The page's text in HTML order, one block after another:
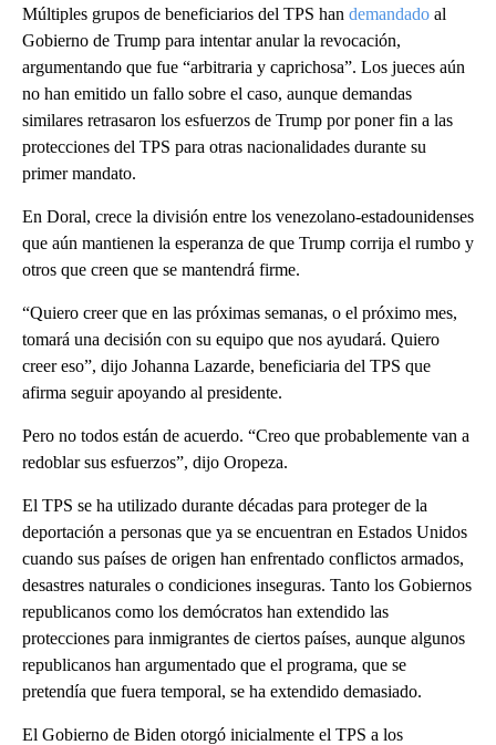
Múltiples grupos de beneficiarios del TPS han demandado al
Gobierno de Trump para intentar anular la revocación,
argumentando que fue “arbitraria y caprichosa”. Los jueces aún
no han emitido un fallo sobre el caso, aunque demandas
similares retrasaron los esfuerzos de Trump por poner fin a las
protecciones del TPS para otras nacionalidades durante su
primer mandato.
En Doral, crece la división entre los venezolano-estadounidenses
que aún mantienen la esperanza de que Trump corrija el rumbo y
otros que creen que se mantendrá firme.
“Quiero creer que en las próximas semanas, o el próximo mes,
tomará una decisión con su equipo que nos ayudará. Quiero
creer eso”, dijo Johanna Lazarde, beneficiaria del TPS que
afirma seguir apoyando al presidente.
Pero no todos están de acuerdo. “Creo que probablemente van a
redoblar sus esfuerzos”, dijo Oropeza.
El TPS se ha utilizado durante décadas para proteger de la
deportación a personas que ya se encuentran en Estados Unidos
cuando sus países de origen han enfrentado conflictos armados,
desastres naturales o condiciones inseguras. Tanto los Gobiernos
republicanos como los demócratos han extendido las
protecciones para inmigrantes de ciertos países, aunque algunos
republicanos han argumentado que el programa, que se
pretendía que fuera temporal, se ha extendido demasiado.
El Gobierno de Biden otorgó inicialmente el TPS a los